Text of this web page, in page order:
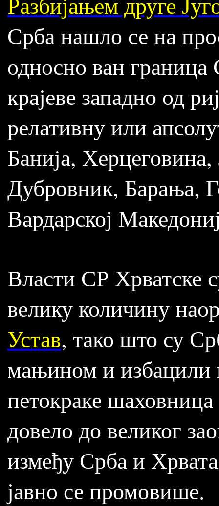
Срба нашло се на
односно ван
крајеве западно од
релативну или
Банија,
Дубровник, Барања,
Вардарској
Власти СР Хрватске
велику количину
Устав, тако што су
мањином и избацили
петокраке
довело до великог
између Срба и
јавно се промовише.